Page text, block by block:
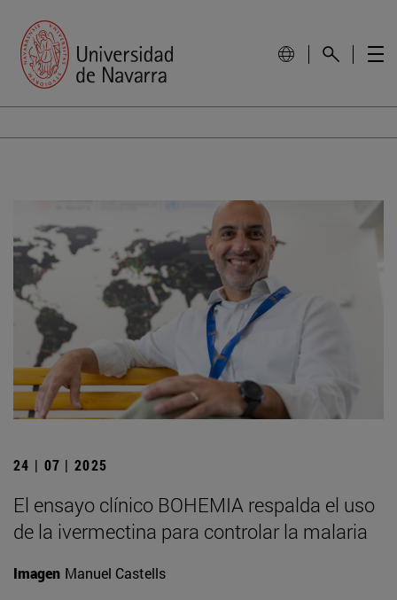
24 | 07 | 2025
El ensayo clínico BOHEMIA respalda el uso
de la ivermectina para controlar la malaria
Imagen Manuel Castells